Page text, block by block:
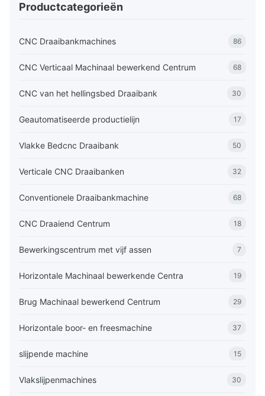
Productcategorieën
CNC Draaibankmachines 86
CNC Verticaal Machinaal bewerkend Centrum 68
CNC van het hellingsbed Draaibank 30
Geautomatiseerde productielijn 17
Vlakke Bedcnc Draaibank 50
Verticale CNC Draaibanken 32
Conventionele Draaibankmachine 68
CNC Draaiend Centrum 18
Bewerkingscentrum met vijf assen 7
Horizontale Machinaal bewerkende Centra 19
Brug Machinaal bewerkend Centrum 29
Horizontale boor- en freesmachine 37
slijpende machine 15
Vlakslijpenmachines 30